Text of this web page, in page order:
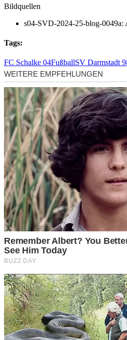
Bildquellen
s04-SVD-2024-25-blog-0049a:
Tags:
FC Schalke 04FußballSV Darmstadt